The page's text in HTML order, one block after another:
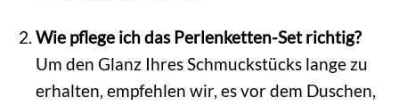
Wie pflege ich das Perlenketten-Set richtig?
Um den Glanz Ihres Schmuckstücks lange zu
erhalten, empfehlen wir, es vor dem Duschen,